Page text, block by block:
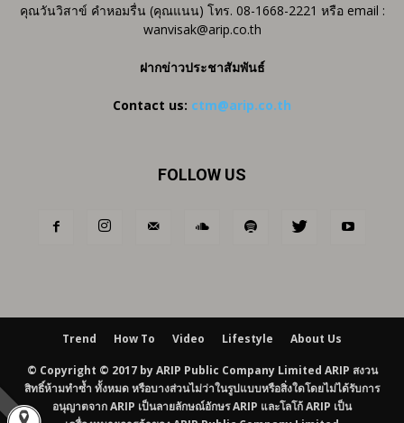
คุณวันวิสาข์ คำหอมรื่น (คุณแนน) โทร. 08-1668-2221 หรือ email :
wanvisak@arip.co.th
ฝากข่าวประชาสัมพันธ์
Contact us: ctm@arip.co.th
FOLLOW US
Trend How To Video Lifestyle About Us
© Copyright © 2017 by ARIP Public Company Limited ARIP สงวน
สิทธิ์ห้ามทำซ้ำ ทั้งหมด หรือบางส่วนไม่ว่าในรูปแบบหรือสิ่งใดโดยไม่ได้รับการ
อนุญาตจาก ARIP เป็นลายลักษณ์อักษร ARIP และโลโก้ ARIP เป็น